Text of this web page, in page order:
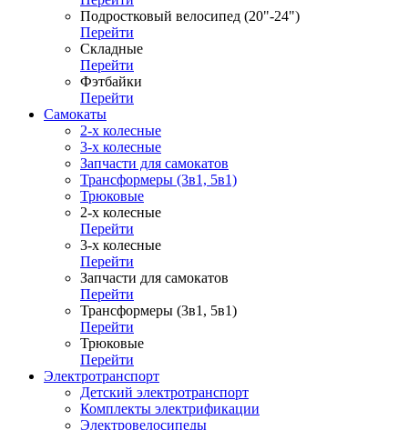
Подростковый велосипед (20"-24")
Перейти
Складные
Перейти
Фэтбайки
Перейти
Самокаты
2-х колесные
3-х колесные
Запчасти для самокатов
Трансформеры (3в1, 5в1)
Трюковые
2-х колесные
Перейти
3-х колесные
Перейти
Запчасти для самокатов
Перейти
Трансформеры (3в1, 5в1)
Перейти
Трюковые
Перейти
Электротранспорт
Детский электротранспорт
Комплекты электрификации
Электровелосипеды